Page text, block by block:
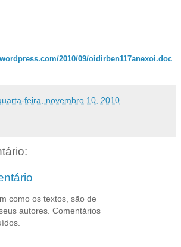
2010/09/oidirben117anexoi.doc
feira, novembro 10, 2010
como os textos, são de
autores. Comentários